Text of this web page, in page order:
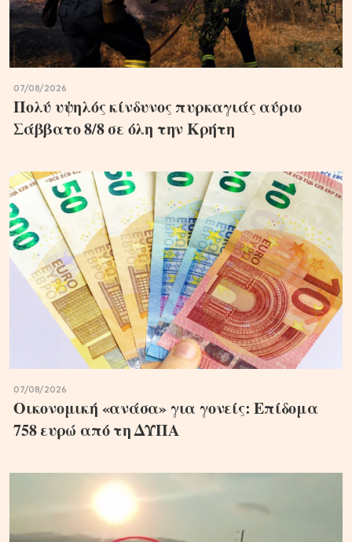
07/08/2026
Πολύ υψηλός κίνδυνος πυρκαγιάς αύριο
Σάββατο 8/8 σε όλη την Κρήτη
07/08/2026
Oικονομική «ανάσα» για γονείς: Επίδομα
758 ευρώ από τη ΔΥΠΑ